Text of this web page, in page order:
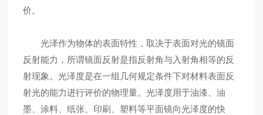
价。
光泽作为物体的表面特性，取决于表面对光的镜面
反射能力，所谓镜面反射是指反射角与入射角相等的反
射现象。光泽度是在一组几何规定条件下对材料表面反
射光的能力进行评价的物理量。光泽度用于油漆、油
墨、涂料、纸张、印刷、塑料等平面镜向光泽度的快